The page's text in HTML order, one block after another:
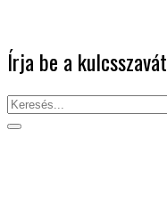
Írja be a kulcsszavát